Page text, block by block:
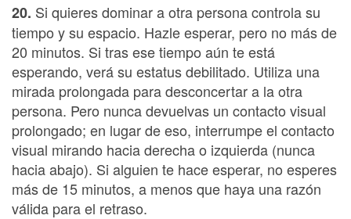
20. Si quieres dominar a otra persona controla su
tiempo y su espacio. Hazle esperar, pero no más de
20 minutos. Si tras ese tiempo aún te está
esperando, verá su estatus debilitado. Utiliza una
mirada prolongada para desconcertar a la otra
persona. Pero nunca devuelvas un contacto visual
prolongado; en lugar de eso, interrumpe el contacto
visual mirando hacia derecha o izquierda (nunca
hacia abajo). Si alguien te hace esperar, no esperes
más de 15 minutos, a menos que haya una razón
válida para el retraso.